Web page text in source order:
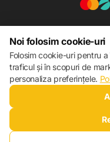
Noi folosim cookie-uri
Folosim cookie-uri pentru
traficul și în scopuri de
personaliza preferințele.